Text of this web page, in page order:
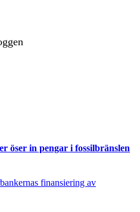
öser in pengar i fossilbränslen
finansiering av